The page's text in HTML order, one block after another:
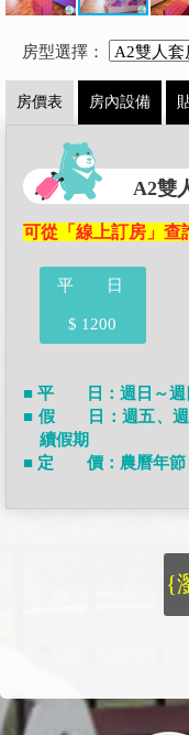
房型選擇：
房價表 房內設備
A2雙
可從「線上訂房」查
平 日
$ 1200
■ 平 日：週日～週
■ 假 日：週五、週
續假期
■ 定 價：農曆年節
{